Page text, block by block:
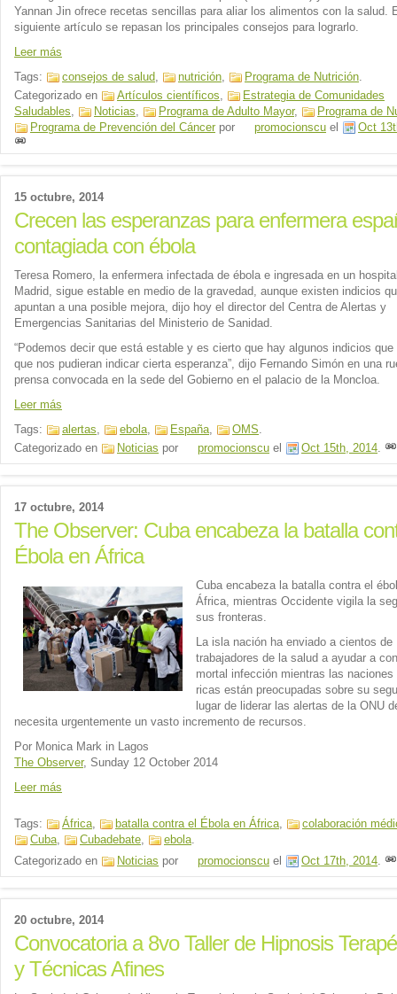
Yannan Jin ofrece recetas sencillas para aliar los alimentos con la salud.
siguiente artículo se repasan los principales consejos para lograrlo.
Leer más
Tags:
consejos de salud, nutrición, Programa de Nutrición.
Categorizado en
Artículos científicos,
Estrategia de Comunidades
Saludables, Noticias, Programa de Adulto Mayor,
Programa de
Programa de Prevención del Cáncer por promocionscu el Oct
15 octubre, 2014
Crecen las esperanzas para enfermera
contagiada con ébola
Teresa Romero, la enfermera infectada de ébola e ingresada en un
Madrid, sigue estable en medio de la gravedad, aunque existen indicios
apuntan a una posible mejora, dijo hoy el director del Centra de Alertas y
Emergencias Sanitarias del Ministerio de Sanidad.
“Podemos decir que está estable y es cierto que hay algunos indicios que
que nos pudieran indicar cierta esperanza”, dijo Fernando Simón en una
prensa convocada en la sede del Gobierno en el palacio de la Moncloa.
Leer más
Tags:
alertas, ebola, España, OMS.
Categorizado en
Noticias por promocionscu el Oct 15th, 2014.
17 octubre, 2014
The Observer: Cuba encabeza la batalla
Ébola en África
Cuba encabeza la batalla contra el
África, mientras Occidente vigila la
sus fronteras.
La isla nación ha enviado a cientos de
trabajadores de la salud a ayudar a
mortal infección mientras las naciones
ricas están preocupadas sobre su
lugar de liderar las alertas de la ONU
necesita urgentemente un vasto incremento de recursos.
Por Monica Mark in Lagos
The Observer, Sunday 12 October 2014
Leer más
Tags: África, batalla contra el Ébola en África,
colaboración
Cuba, Cubadebate, ebola.
Categorizado en
Noticias por promocionscu el Oct 17th, 2014.
20 octubre, 2014
Convocatoria a 8vo Taller de Hipnosis
y Técnicas Afines